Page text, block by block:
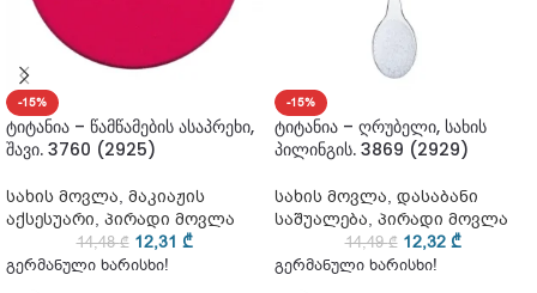
-15%
ტიტანია – წამწამების ასაპრეხი,
შავი. 3760 (2925)
სახის მოვლა, მაკიაჟის
აქსესუარი, პირადი მოვლა
14,48₾ 12,31 ₾
გერმანული ხარისხი!
-15%
ტიტანია – ღრუბელი, სახის
პილინგის. 3869 (2929)
სახის მოვლა, დასაბანი
საშუალება, პირადი მოვლა
14,49₾ 12,32 ₾
გერმანული ხარისხი!